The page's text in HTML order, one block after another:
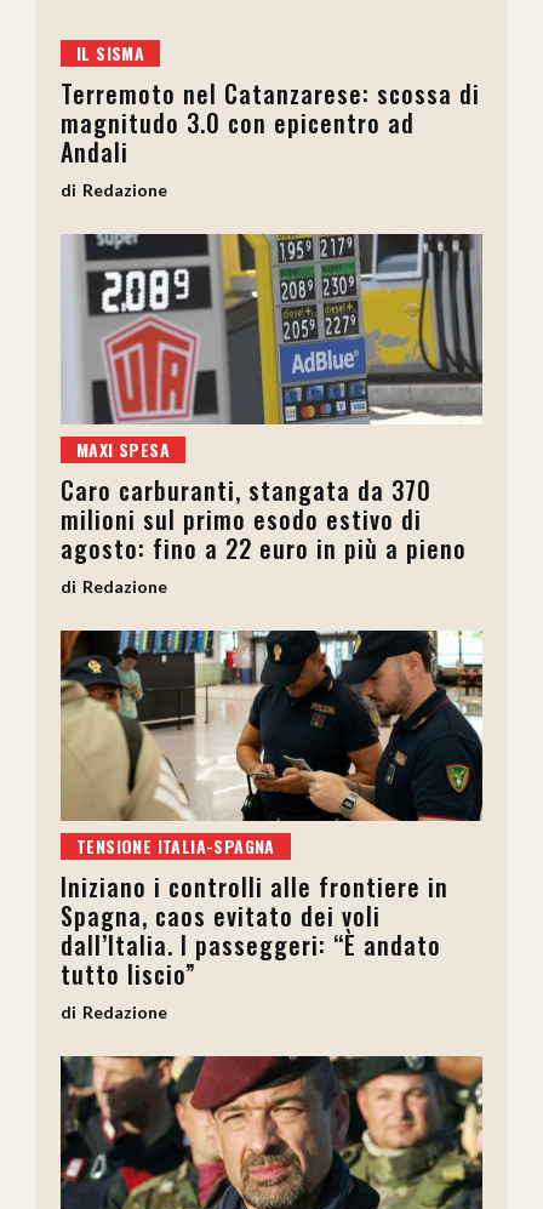
IL SISMA
Terremoto nel Catanzarese: scossa di
magnitudo 3.0 con epicentro ad
Andali
Redazione
MAXI SPESA
Caro carburanti, stangata da 370
milioni sul primo esodo estivo di
agosto: fino a 22 euro in più a pieno
Redazione
TENSIONE ITALIA-SPAGNA
Iniziano i controlli alle frontiere in
Spagna, caos evitato dei voli
dall’Italia. I passeggeri: “È andato
tutto liscio”
Redazione